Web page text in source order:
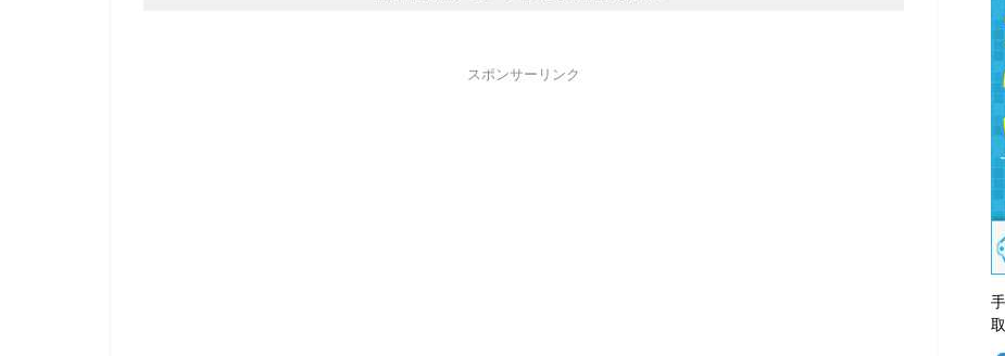
スポンサーリンク